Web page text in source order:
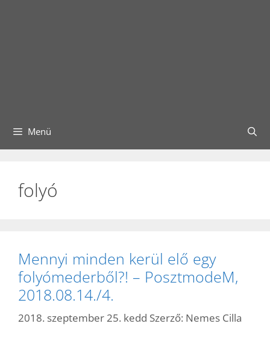
Menü
folyó
Mennyi minden kerül elő egy
folyómederből?! – PosztmodeM,
2018.08.14./4.
2018. szeptember 25. kedd Szerző: Nemes Cilla